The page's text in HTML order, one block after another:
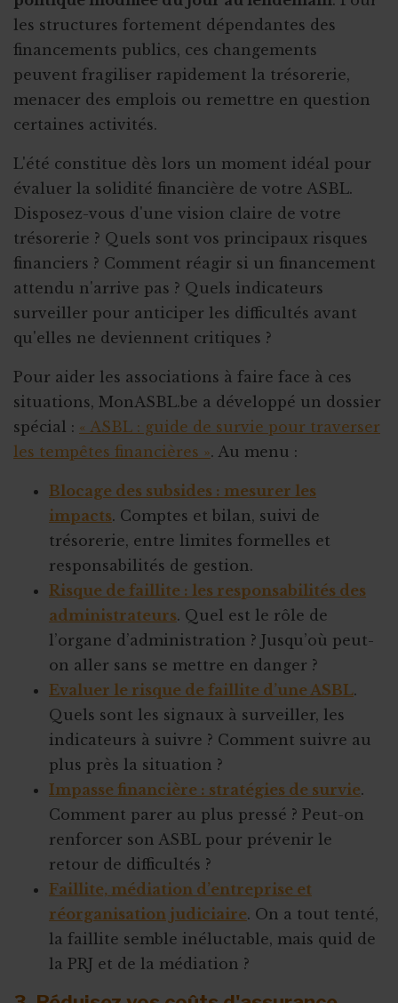
les structures fortement dépendantes des
financements publics, ces changements
peuvent fragiliser rapidement la trésorerie,
menacer des emplois ou remettre en question
certaines activités.
L'été constitue dès lors un moment idéal pour
évaluer la solidité financière de votre ASBL.
Disposez-vous d'une vision claire de votre
trésorerie ? Quels sont vos principaux risques
financiers ? Comment réagir si un financement
attendu n'arrive pas ? Quels indicateurs
surveiller pour anticiper les difficultés avant
qu'elles ne deviennent critiques ?
Pour aider les associations à faire face à ces
situations, MonASBL.be a développé un dossier
spécial : « ASBL : guide de survie pour traverser
les tempêtes financières ». Au menu :
Blocage des subsides : mesurer les
impacts. Comptes et bilan, suivi de
trésorerie, entre limites formelles et
responsabilités de gestion.
Risque de faillite : les responsabilités des
administrateurs. Quel est le rôle de
l’organe d’administration ? Jusqu’où peut-
on aller sans se mettre en danger ?
Evaluer le risque de faillite d’une ASBL.
Quels sont les signaux à surveiller, les
indicateurs à suivre ? Comment suivre au
plus près la situation ?
Impasse financière : stratégies de survie.
Comment parer au plus pressé ? Peut-on
renforcer son ASBL pour prévenir le
retour de difficultés ?
Faillite, médiation d’entreprise et
réorganisation judiciaire. On a tout tenté,
la faillite semble inéluctable, mais quid de
la PRJ et de la médiation ?